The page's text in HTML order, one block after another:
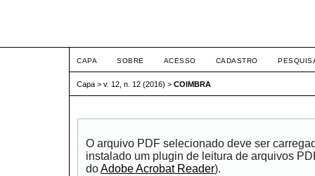
CAPA SOBRE ACESSO CADASTRO
Capa > v. 12, n. 12 (2016) > COIMBRA
O arquivo PDF selecionado deve ser
instalado um plugin de leitura de arquivos
doAdobe Acrobat Reader).